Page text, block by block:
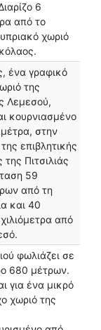
6
από το
χωριό
ένα γραφικό
της
Λεμεσού,
κουρνιασμένο
στην
επιβλητικής
της Πιτσιλιάς
59
από τη
και 40
από
φωλιάζει σε
680 μέτρων.
για ένα μικρό
χωριό της